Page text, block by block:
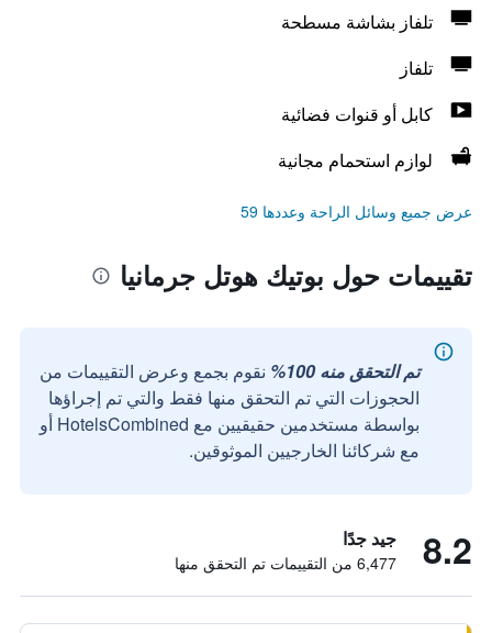
تلفاز بشاشة مسطحة
تلفاز
كابل أو قنوات فضائية
لوازم استحمام مجانية
عرض جميع وسائل الراحة وعددها 59
تقييمات حول بوتيك هوتل جرمانيا
تم التحقق منه 100%
نقوم بجمع وعرض التقييمات من
الحجوزات التي تم التحقق منها فقط والتي تم إجراؤها
بواسطة مستخدمين حقيقيين مع HotelsCombined أو
مع شركائنا الخارجيين الموثوقين.
8.2 جيد جدًا
6,477 من التقييمات تم التحقق منها